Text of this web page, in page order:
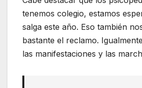
tenemos colegio, estamos
salga este año. Eso también
bastante el reclamo.
las manifestaciones y las